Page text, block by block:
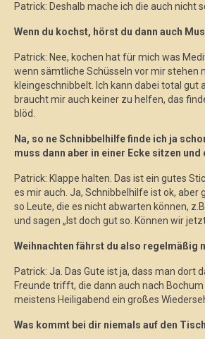
Patrick: Deshalb mache ich die auch nicht
Wenn du kochst, hörst du dann auch
Patrick: Nee, kochen hat für mich was
wenn sämtliche Schüsseln vor mir stehen
kleingeschnibbelt. Ich kann dabei total gut
braucht mir auch keiner zu helfen, das
blöd.
Na, so ne Schnibbelhilfe finde ich ja
muss dann aber in einer Ecke sitzen und
Patrick: Klappe halten. Das ist ein gutes
es mir auch. Ja, Schnibbelhilfe ist ok, aber
so Leute, die es nicht abwarten können,
und sagen „Ist doch gut so. Können wir
Weihnachten fährst du also regelmäßig
Patrick: Ja. Das Gute ist ja, dass man dort
Freunde trifft, die dann auch nach
meistens Heiligabend ein großes
Was kommt bei dir niemals auf den